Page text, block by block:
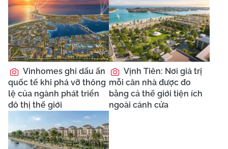
Vinhomes ghi dấu ấn
quốc tế khi phá vỡ thông
lệ của ngành phát triển
đô thị thế giới
Vịnh Tiên: Nơi giá trị
mỗi căn nhà được đo
bằng cả thế giới tiện ích
ngoài cánh cửa